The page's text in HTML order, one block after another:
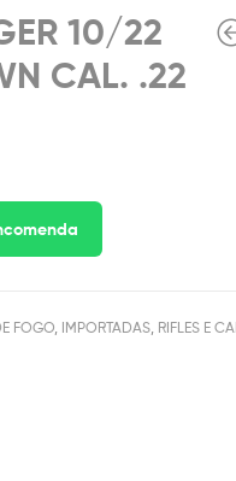
10/22
CAL. .22
FOGO, IMPORTADAS, RIFLES E